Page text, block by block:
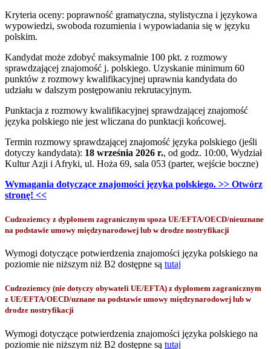
Kryteria oceny: poprawność gramatyczna, stylistyczna i językowa
wypowiedzi, swoboda rozumienia i wypowiadania się w języku
polskim.
Kandydat może zdobyć maksymalnie 100 pkt. z rozmowy
sprawdzającej znajomość j. polskiego. Uzyskanie minimum 60
punktów z rozmowy kwalifikacyjnej uprawnia kandydata do
udziału w dalszym postępowaniu rekrutacyjnym.
Punktacja z rozmowy kwalifikacyjnej sprawdzającej znajomość
języka polskiego nie jest wliczana do punktacji końcowej.
Termin rozmowy sprawdzającej znajomość języka polskiego (jeśli
dotyczy kandydata): 18 września 2026 r., od godz. 10:00, Wydział
Kultur Azji i Afryki, ul. Hoża 69, sala 053 (parter, wejście boczne)
Wymagania dotyczące znajomości języka polskiego. >> Otwórz
stronę! <<
Cudzoziemcy z dyplomem zagranicznym spoza UE/EFTA/OECD/nieuznane
na podstawie umowy międzynarodowej lub w drodze nostryfikacji
Wymogi dotyczące potwierdzenia znajomości języka polskiego na
poziomie nie niższym niż B2 dostępne są tutaj
Cudzoziemcy (nie dotyczy obywateli UE/EFTA) z dyplomem zagranicznym
z UE/EFTA/OECD/uznane na podstawie umowy międzynarodowej lub w
drodze nostryfikacji
Wymogi dotyczące potwierdzenia znajomości języka polskiego na
poziomie nie niższym niż B2 dostępne są tutaj